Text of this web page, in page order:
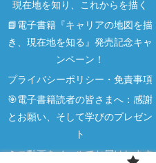
現在地を知り、これからを描く
📘電子書籍『キャリアの地図を描
き、現在地を知る』発売記念キャ
ンペーン！
プライバシーポリシー・免責事項
🎯電子書籍読者の皆さまへ：感謝
とお願い、そして学びのプレゼン
ト
ミニ動画をメールでお届けします